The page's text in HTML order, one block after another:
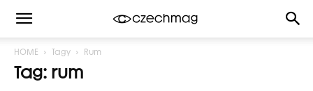
HOME Tagy Rum
Tag: rum